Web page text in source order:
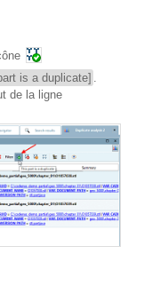
is a duplicate] .
de la ligne